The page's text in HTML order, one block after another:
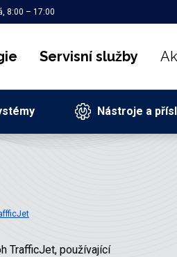
8:00 – 17:00
Servisní služby
Nástroje a
TrafficJet, používající